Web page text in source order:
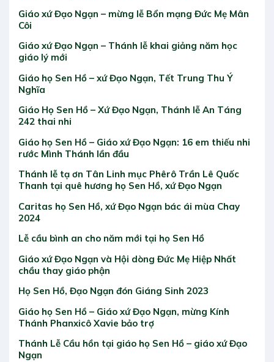
Giáo xứ Đạo Ngạn – mừng lễ Bổn mạng Đức Mẹ Mân
Côi
Giáo xứ Đạo Ngạn – Thánh lễ khai giảng năm học
giáo lý mới
Giáo họ Sen Hồ – xứ Đạo Ngạn, Tết Trung Thu Ý
Nghĩa
Giáo Họ Sen Hồ – Xứ Đạo Ngạn, Thánh lễ An Táng
242 thai nhi
Giáo họ Sen Hồ – Giáo xứ Đạo Ngạn: 16 em thiếu nhi
rước Mình Thánh lần đầu
Thánh lễ tạ ơn Tân Linh mục Phêrô Trần Lê Quốc
Thanh tại quê hương họ Sen Hồ, xứ Đạo Ngạn
Caritas họ Sen Hồ, xứ Đạo Ngạn bác ái mùa Chay
2024
Lễ cầu bình an cho năm mới tại họ Sen Hồ
Giáo xứ Đạo Ngạn và Hội dòng Đức Mẹ Hiệp Nhất
chầu thay giáo phận
Họ Sen Hồ, Đạo Ngạn đón Giáng Sinh 2023
Giáo họ Sen Hồ – Giáo xứ Đạo Ngạn, mừng Kính
Thánh Phanxicô Xavie bảo trợ
Thánh Lễ Cầu hồn tại giáo họ Sen Hồ – giáo xứ Đạo
Ngạn